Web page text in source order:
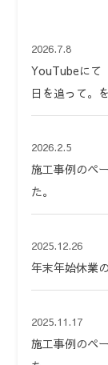
2026.7.8
YouTubeにて
日を追って。
2026.2.5
施工事例のペ
た。
2025.12.26
年末年始休業
2025.11.17
施工事例のペ